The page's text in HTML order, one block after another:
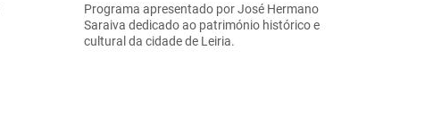
Programa apresentado por José Hermano
Saraiva dedicado ao património histórico e
cultural da cidade de Leiria.